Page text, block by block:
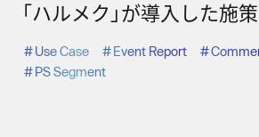
「ハルメク」が導入した施
#Use Case #Event Report #
#PS Segment